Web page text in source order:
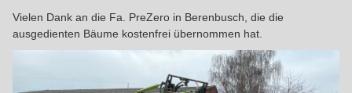
Vielen Dank an die Fa. PreZero in Berenbusch, die die
ausgedienten Bäume kostenfrei übernommen hat.